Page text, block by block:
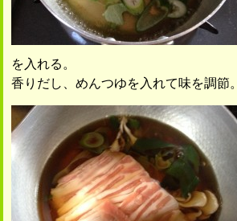
を入れる。
香りだし、めんつゆを入れて味を調節。